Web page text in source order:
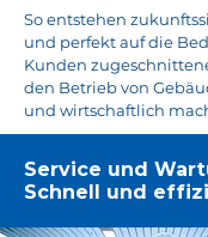
So entstehen
und perfekt auf die
Kunden
den Betrieb von
und wirtschaftlich
Service und
Schnell und